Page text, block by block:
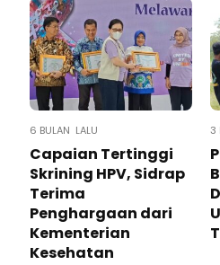
6 BULAN LALU
Capaian Tertinggi
Skrining HPV, Sidrap
Terima
Penghargaan dari
Kementerian
Kesehatan
3